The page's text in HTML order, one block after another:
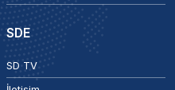
SDE
SD TV